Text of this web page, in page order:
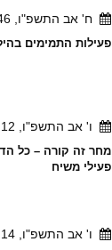
ח' אב התשפ"ו, 08:46
פעילות התמימים
ו' אב התשפ"ו, 16:12
מחר זה קורה – כל
פעילי משיח
ו' אב התשפ"ו, 00:14